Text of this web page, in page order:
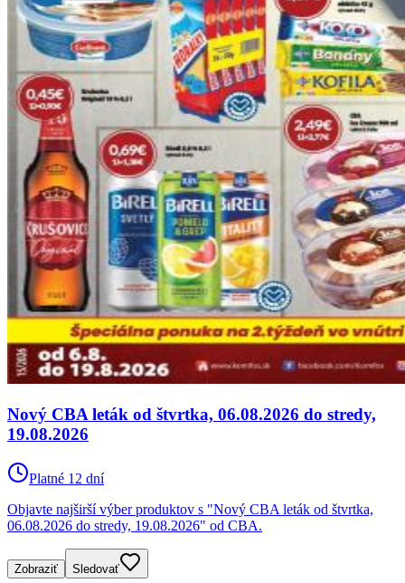
Nový CBA leták od štvrtka, 06.08.2026 do stredy,
19.08.2026
Platné 12 dní
Objavte najširší výber produktov s "Nový CBA leták od štvrtka,
06.08.2026 do stredy, 19.08.2026" od CBA.
Zobraziť Sledovať